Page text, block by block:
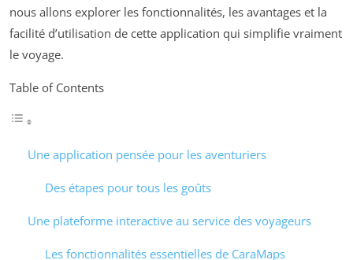
nous allons explorer les fonctionnalités, les avantages et la
facilité d’utilisation de cette application qui simplifie vraiment
le voyage.
Table of Contents
Une application pensée pour les aventuriers
Des étapes pour tous les goûts
Une plateforme interactive au service des voyageurs
Les fonctionnalités essentielles de CaraMaps